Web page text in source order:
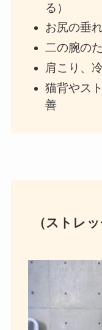
る）
お尻の垂
二の腕の
肩こり、
猫背やス
善
（ストレ